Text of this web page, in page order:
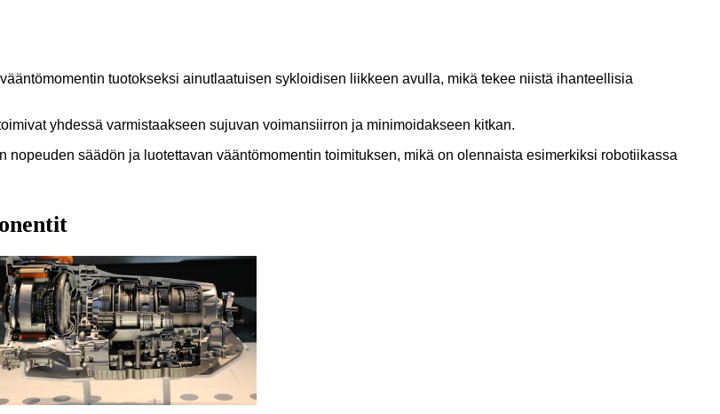
tuotokseksi ainutlaatuisen sykloidisen liikkeen avulla, mikä tekee niistä ihanteellisia
yhdessä varmistaakseen sujuvan voimansiirron ja minimoidakseen kitkan.
säädön ja luotettavan vääntömomentin toimituksen, mikä on olennaista esimerkiksi robotiikassa